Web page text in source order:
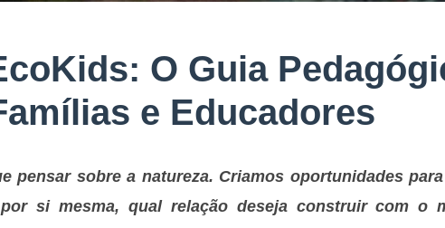
O Guia
e Educadores
pensar sobre a natureza. Criamos oportunidades
si mesma, qual relação deseja construir com o